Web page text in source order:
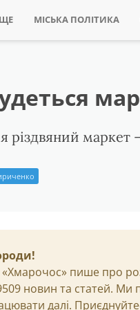
МІСЬКА ПОЛІТИКА
різдвяний
пише про
новин та статей.
далі.